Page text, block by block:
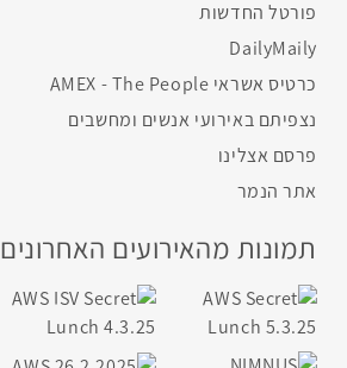
פורטל החדשות
DailyMaily
כרטיס אשראי AMEX - The People
נצפיתם באירועי אנשים ומחשבים
פרסם אצלינו
אתר הנמר
תמונות מהאירועים האחרונים